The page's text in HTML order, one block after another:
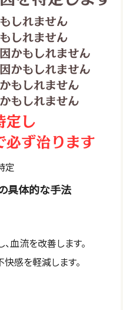
定
具体的な手法
血流を改善します。
快感を軽減します。